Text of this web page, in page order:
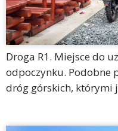
Droga R1. Miejsce do
odpoczynku. Podobne
dróg górskich, którymi